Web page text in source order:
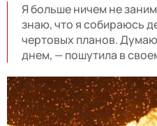
Я больше ничем не
знаю, что я собираюсь
чертовых планов.
днем, — пошутила в